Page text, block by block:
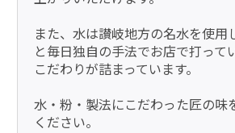
また、水は讃岐地方の名水を使用
と毎日独自の手法でお店で打って
こだわりが詰まっています。
水・粉・製法にこだわった匠の味
ください。